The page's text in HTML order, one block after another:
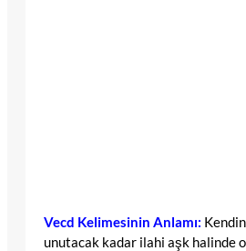
Vecd Kelimesinin Anlamı:
unutacak kadar ilahi aşk halinde